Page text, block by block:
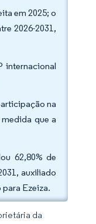
em 2025; o
2026-2031,
internacional
na
que a
62,80% de
auxiliado
Ezeiza.
da